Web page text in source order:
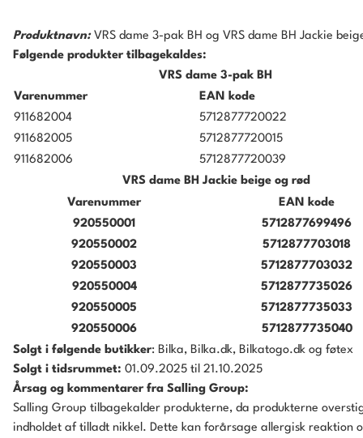
Produktnavn: VRS dame 3-pak BH og VRS dame BH Jackie
Følgende produkter tilbagekaldes:
VRS dame 3-pak BH
Varenummer
EAN kode
911682004
5712877720022
911682005
5712877720015
911682006
5712877720039
VRS dame BH Jackie beige og rød
Varenummer
EAN kode
920550001
5712877699496
920550002
5712877703018
920550003
5712877703032
920550004
5712877735026
920550005
5712877735033
920550006
5712877735040
Solgt i følgende butikker: Bilka, Bilka.dk, Bilkatogo.dk og føtex
Solgt i tidsrummet: 01.09.2025 til 21.10.2025
Årsag og kommentarer fra Salling Group:
Salling Group tilbagekalder produkterne, da produkterne
indholdet af tilladt nikkel. Dette kan forårsage allergisk reaktion